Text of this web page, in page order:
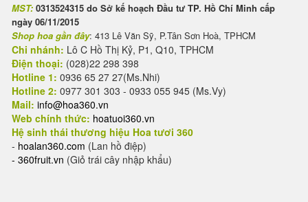
MST: 0313524315 do Sở kế hoạch Đầu tư TP. Hồ Chí Minh cấp
ngày 06/11/2015
Shop hoa gần đây: 413 Lê Văn Sỹ, P.Tân Sơn Hoà, TPHCM
Chi nhánh: Lô C Hồ Thị Kỷ, P1, Q10, TPHCM
Điện thoại: (028)22 298 398
Hotline 1: 0936 65 27 27(Ms.Nhi)
Hotline 2: 0977 301 303 - 0933 055 945 (Ms.Vy)
Mail: info@hoa360.vn
Web chính thức: hoatuoi360.vn
Hệ sinh thái thương hiệu Hoa tươi 360
- hoalan360.com (Lan hồ điệp)
- 360fruit.vn (Giỏ trái cây nhập khẩu)